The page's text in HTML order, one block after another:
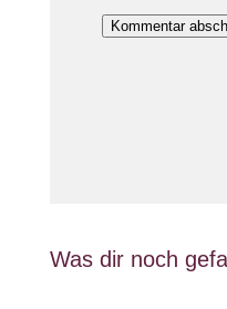
Kommentar
Was dir noch